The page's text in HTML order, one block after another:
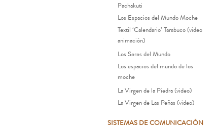
Pachakuti
Los Espacios del Mundo Moche
Textil ‘Calendario’ Tarabuco (video
animación)
Los Seres del Mundo
Los espacios del mundo de los
moche
La Virgen de la Piedra (video)
La Virgen de Las Peñas (video)
SISTEMAS DE COMUNICACIÓN